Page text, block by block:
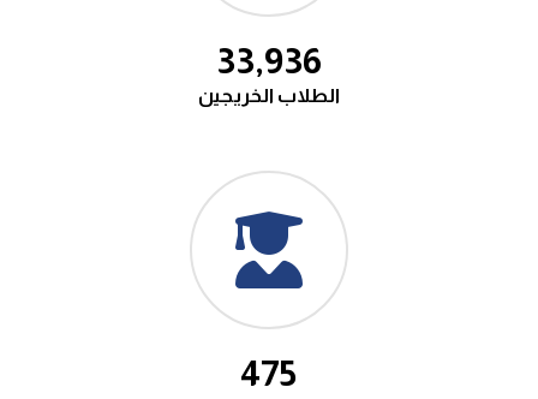
36,858
الطلاب الخريجين
516